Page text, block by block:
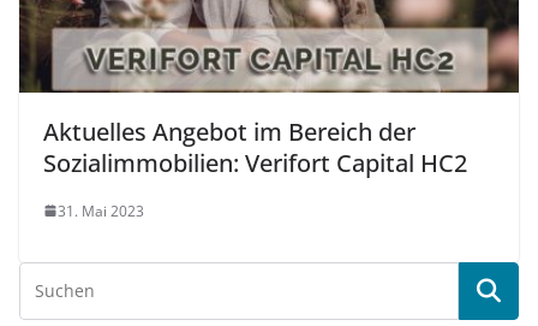
Aktuelles Angebot im Bereich der
Sozialimmobilien: Verifort Capital HC2
31. Mai 2023